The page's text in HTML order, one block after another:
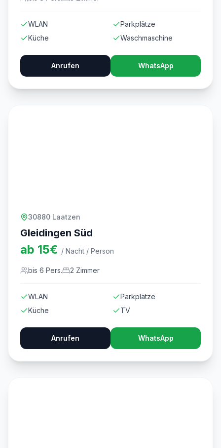
WLAN
Parkplätze
Küche
Waschmaschine
Anrufen WhatsApp
30880 Laatzen
Gleidingen Süd
ab 15€ / Nacht / Person
bis 6 Pers. 2 Zimmer
WLAN
Parkplätze
Küche
TV
Anrufen WhatsApp